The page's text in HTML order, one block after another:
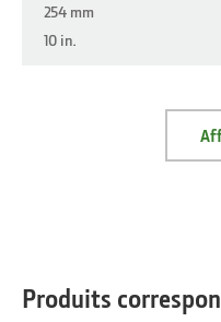
254 mm
10 in.
Produits